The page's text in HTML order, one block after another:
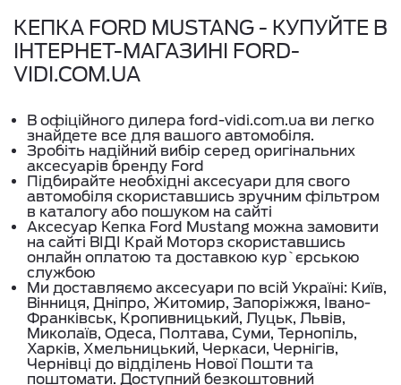
КЕПКА FORD MUSTANG - КУПУЙТЕ В
ІНТЕРНЕТ-МАГАЗИНІ FORD-
VIDI.COM.UA
В офіційного дилера ford-vidi.com.ua ви легко
знайдете все для вашого автомобіля.
Зробіть надійний вибір серед оригінальних
аксесуарів бренду Ford
Підбирайте необхідні аксесуари для свого
автомобіля скориставшись зручним фільтром
в каталогу або пошуком на сайті
Аксесуар Кепка Ford Mustang можна замовити
на сайті ВІДІ Край Моторз скориставшись
онлайн оплатою та доставкою кур`єрською
службою
Ми доставляємо аксесуари по всій Україні: Київ,
Вінниця, Дніпро, Житомир, Запоріжжя, Івано-
Франківськ, Кропивницький, Луцьк, Львів,
Миколаїв, Одеса, Полтава, Суми, Тернопіль,
Харків, Хмельницький, Черкаси, Чернігів,
Чернівці до відділень Нової Пошти та
поштомати. Доступний безкоштовний